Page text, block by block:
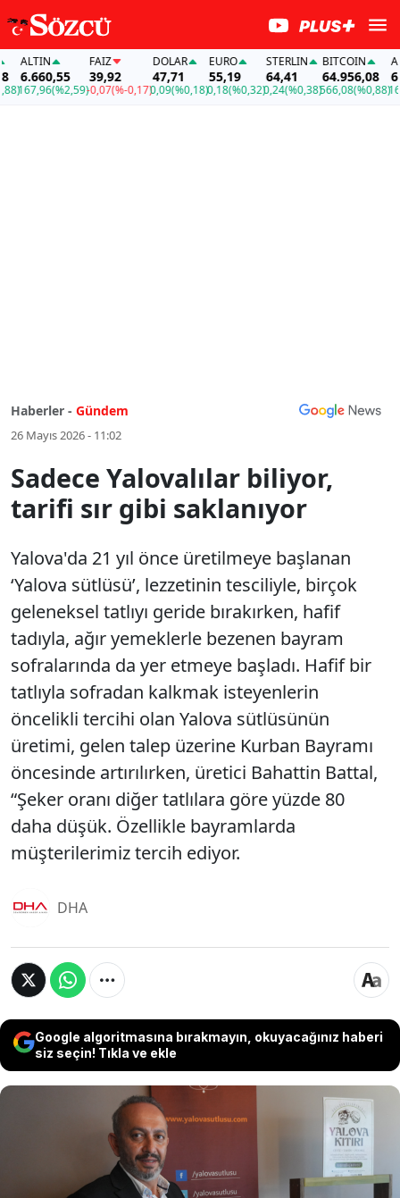
(%2,59)
FAİZ
39,92
-0,07(%-0,17)
DOLAR
47,71
0,09(%0,18)
EURO
55,19
0,18(%0,32)
STERLIN
64,41
0,24(%0,38)
BITCOIN
64.956,08
566,08(%0,88)
ALTIN
Haberler - Gündem
26 Mayıs 2026 - 11:02
Sadece Yalovalılar biliyor,
tarifi sır gibi saklanıyor
Yalova'da 21 yıl önce üretilmeye başlanan
‘Yalova sütlüsü’, lezzetinin tesciliyle, birçok
geleneksel tatlıyı geride bırakırken, hafif
tadıyla, ağır yemeklerle bezenen bayram
sofralarında da yer etmeye başladı. Hafif bir
tatlıyla sofradan kalkmak isteyenlerin
öncelikli tercihi olan Yalova sütlüsünün
üretimi, gelen talep üzerine Kurban Bayramı
öncesinde artırılırken, üretici Bahattin Battal,
“Şeker oranı diğer tatlılara göre yüzde 80
daha düşük. Özellikle bayramlarda
müşterilerimiz tercih ediyor.
DHA
Google algoritmasına bırakmayın, okuyacağınız haberi
siz seçin! Tıkla ve ekle
Yalova'da 21 yıl önce üretilmeye başlanan ‘Yalova
sütlüsü’, lezzetinin tesciliyle, birçok geleneksel tatlıyı
geride bırakırken, hafif tadıyla, ağır yemeklerle
bezenen bayram sofralarında da yer etmeye başladı.
Hafif bir tatlıyla sofradan kalkmak isteyenlerin